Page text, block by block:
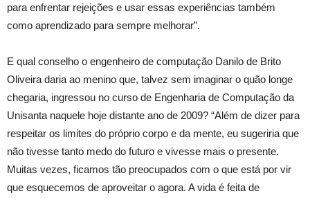
para enfrentar rejeições e usar essas experiências também
como aprendizado para sempre melhorar”.
E qual conselho o engenheiro de computação Danilo de Brito
Oliveira daria ao menino que, talvez sem imaginar o quão longe
chegaria, ingressou no curso de Engenharia de Computação da
Unisanta naquele hoje distante ano de 2009? “Além de dizer para
respeitar os limites do próprio corpo e da mente, eu sugeriria que
não tivesse tanto medo do futuro e vivesse mais o presente.
Muitas vezes, ficamos tão preocupados com o que está por vir
que esquecemos de aproveitar o agora. A vida é feita de